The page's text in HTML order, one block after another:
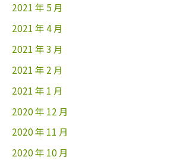
2021 年 5 月
2021 年 4 月
2021 年 3 月
2021 年 2 月
2021 年 1 月
2020 年 12 月
2020 年 11 月
2020 年 10 月